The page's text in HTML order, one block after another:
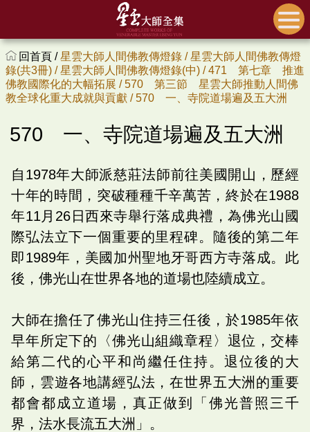
回首頁 /星雲大師人間佛教傳燈錄 /星雲大師人間佛教傳燈
錄(共3冊) /星雲大師人間佛教傳燈錄(中) /471 第七章 推進
佛教國際化的大幅拓展 /570 第三節 星雲大師推動人間佛
教全球化重大成就與貢獻 /570 一、寺院道場遍及五大洲
570 一、寺院道場遍及五大洲
自1978年大師派慈莊法師前往美國開山，歷經
十年的時間，突破種種千辛萬苦，終於在1988
年11月26日西來寺舉行落成典禮，為佛光山國
際弘法立下一個重要的里程碑。隨後的第二年
即1989年，美國加州聖地牙哥西方寺落成。此
後，佛光山在世界各地的道場也陸續成立。
大師在擔任了佛光山住持三任後，於1985年依
早年所定下的〈佛光山組織章程〉退位，交棒
給第二代的心平和尚繼任住持。退位後的大
師，雲遊各地講經弘法，在世界五大洲的重要
都會都成立道場，真正做到「佛光普照三千
界，法水長流五大洲」。